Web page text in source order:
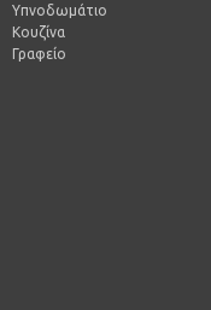
Υπνοδωμάτιο
Κουζίνα
Γραφείο